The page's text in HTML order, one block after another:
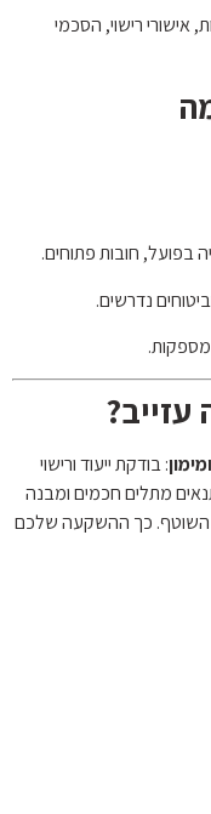
אישורי רישוי, הסכמי
בפועל, חובות פתוחים.
עזייב?
: בודקת ייעוד ורישוי
מתלים חכמים ומבנה
השוטף. כך ההשקעה שלכם